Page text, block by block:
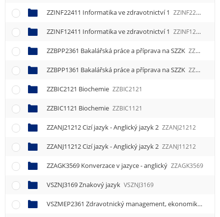
ZZINF22411 Informatika ve zdravotnictví 1 ZZINF22411
ZZINF12411 Informatika ve zdravotnictví 1 ZZINF12411
ZZBPP2361 Bakalářská práce a příprava na SZZK ZZBPP2361
ZZBPP1361 Bakalářská práce a příprava na SZZK ZZBPP1361
ZZBIC2121 Biochemie ZZBIC2121
ZZBIC1121 Biochemie ZZBIC1121
ZZANJ21212 Cizí jazyk - Anglický jazyk 2 ZZANJ21212
ZZANJ11212 Cizí jazyk - Anglický jazyk 2 ZZANJ11212
ZZAGK3569 Konverzace v jazyce - anglický ZZAGK3569
VSZNJ3169 Znakový jazyk VSZNJ3169
VSZMEP2361 Zdravotnický management, ekonomika a pojišťovnictví